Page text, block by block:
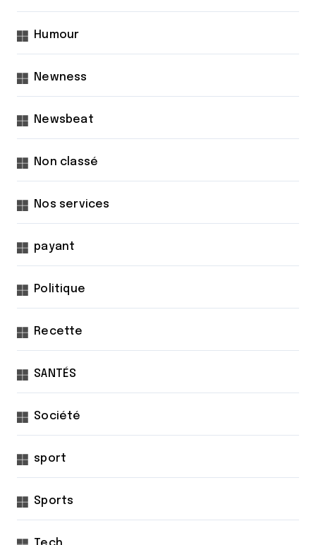
Humour
Newness
Newsbeat
Non classé
Nos services
payant
Politique
Recette
SANTÉS
Société
sport
Sports